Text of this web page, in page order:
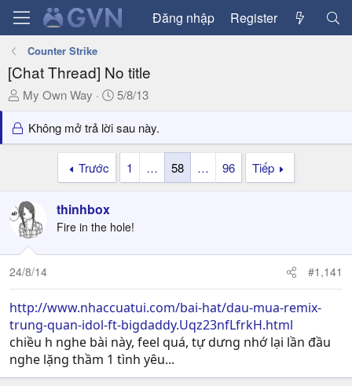
Đăng nhập Register
Counter Strike
[Chat Thread] No title
T
r
e
t
a
r
e
r
My Own Way
N
à
y
5/8/13
Không mở trả lời sau này.
Trước 1 … 58 … 96 Tiếp
thinhbox
Fire in the hole!
24/8/14 #1,141
http://www.nhaccuatui.com/bai-hat/dau-mua-remix-
trung-quan-idol-ft-bigdaddy.Uqz23nfLfrkH.html
chiều h nghe bài này, feel quá, tự dưng nhớ lại lần đầu
nghe lặng thầm 1 tình yêu...